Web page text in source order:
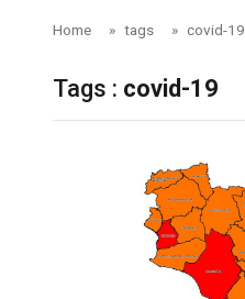
Home tags covid-19
Tags : covid-19